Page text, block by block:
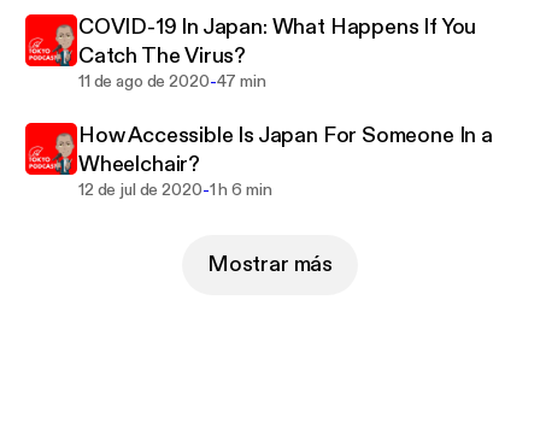
COVID-19 In Japan: What Happens If You
Catch The Virus?
11 de ago de 2020-47 min
How Accessible Is Japan For Someone In a
Wheelchair?
12 de jul de 2020-1 h 6 min
Mostrar más